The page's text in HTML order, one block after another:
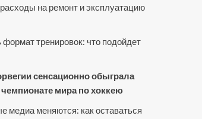
на ремонт и эксплуатацию
формат тренировок: что подойдет
сенсационно обыграла
мира по хоккею
медиа меняются: как оставаться